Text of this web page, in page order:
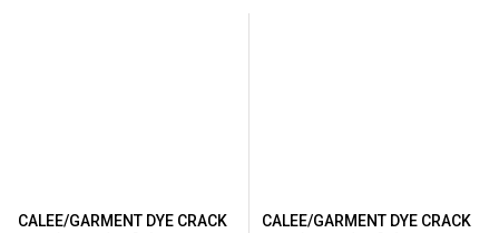
と信頼から国内生産に基盤を置く。
意志を共有してくれる仲間たちを裏切らない物作り、と言った
CALEE/GARMENT DYE CRACK
CALEE/GARMENT DYE CRACK